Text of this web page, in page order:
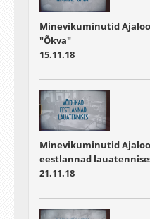
Minevikuminutid
"Õkva"
15.11.18
Minevikuminutid
eestlannad
21.11.18